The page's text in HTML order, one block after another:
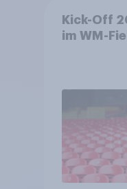
Kick-Off
im WM-